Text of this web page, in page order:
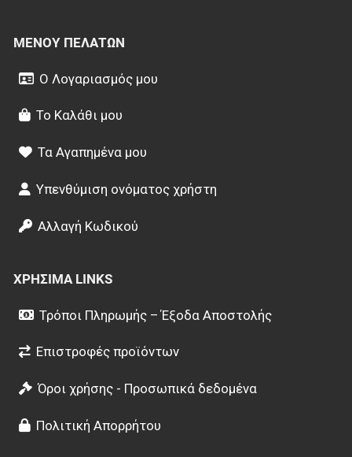
ΜΕΝΟΎ ΠΕΛΑΤΏΝ
Ο Λογαριασμός μου
Το Καλάθι μου
Τα Αγαπημένα μου
Υπενθύμιση ονόματος χρήστη
Αλλαγή Κωδικού
ΧΡΉΣΙΜΑ LINKS
Τρόποι Πληρωμής – Έξοδα Αποστολής
Επιστροφές προϊόντων
Όροι χρήσης - Προσωπικά δεδομένα
Πολιτική Απορρήτου